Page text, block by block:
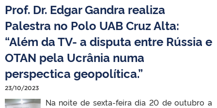
Prof. Dr. Edgar Gandra realiza
Palestra no Polo UAB Cruz Alta:
“Além da TV- a disputa entre Rússia e
OTAN pela Ucrânia numa
perspectica geopolítica.”
23/10/2023
Na noite de sexta-feira dia 20 de outubro a